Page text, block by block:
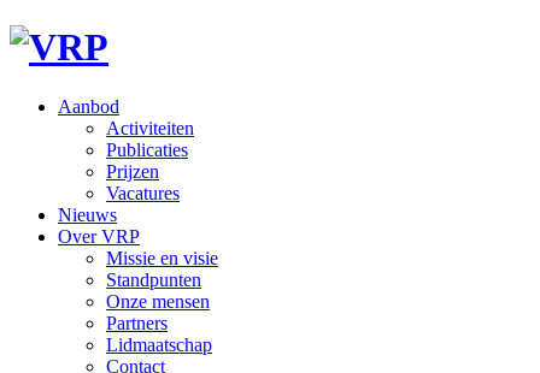
Aanbod
Activiteiten
Publicaties
Prijzen
Vacatures
Nieuws
Over VRP
Missie en visie
Standpunten
Onze mensen
Partners
Lidmaatschap
Contact